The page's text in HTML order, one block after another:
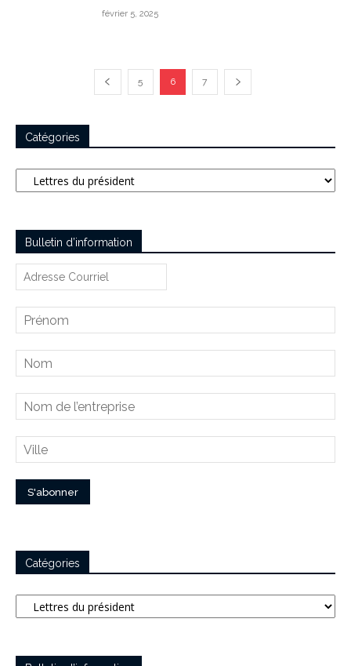
février 5, 2025
5 6 7
Catégories
Catégories
Bulletin d’information
Catégories
Catégories